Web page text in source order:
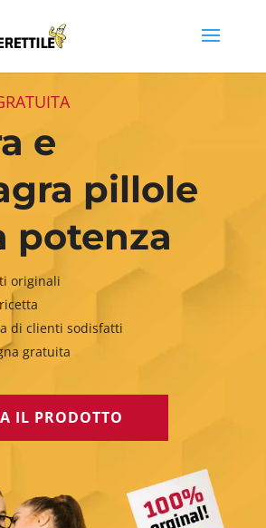
e
pillole
potenza
originali
di clienti sodisfatti
gratuita
IL PRODOTTO